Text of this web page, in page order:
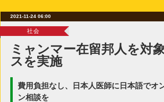
2021-11-24 06:00
社会
ミャンマー在留邦人を対
スを実施
費用負担なし、日本人医師に日本語でオ
ン相談を